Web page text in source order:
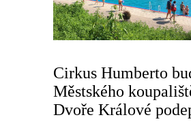
Cirkus Humberto
Městského
Dvoře Králové